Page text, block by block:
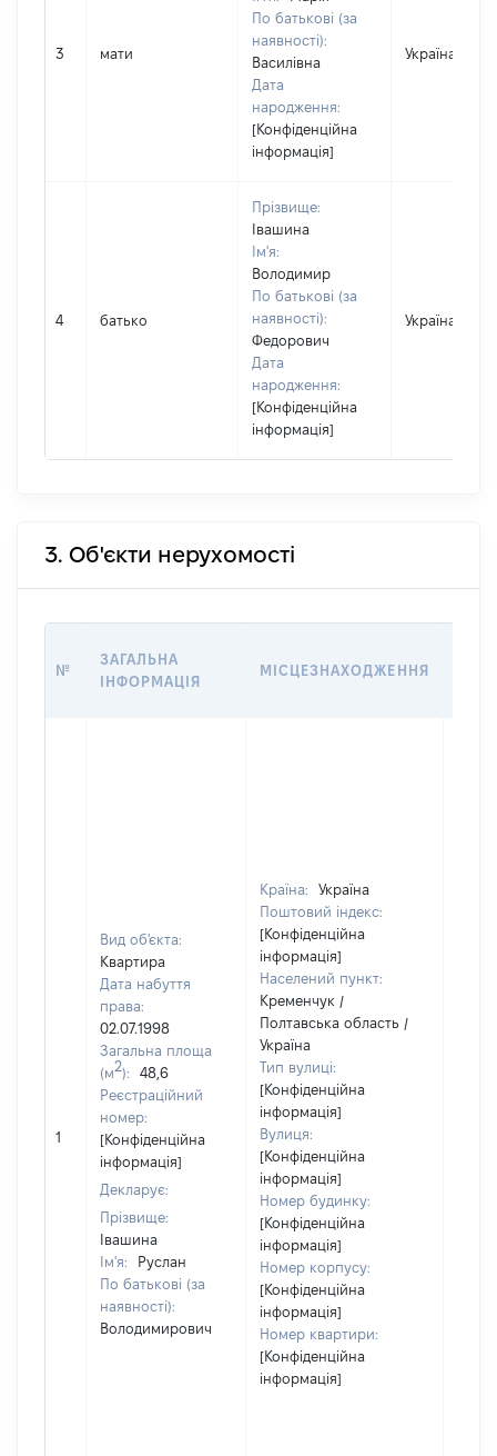
3 мати
По батькові (за
наявності):
Василівна
Дата
народження:
[Конфіденційна
інформація]
Україна
4 батько
Прізвище:
Івашина
Ім'я:
Володимир
По батькові (за
наявності):
Федорович
Дата
народження:
[Конфіденційна
інформація]
Україна
3. Об'єкти нерухомості
№
ЗАГАЛЬНА
ІНФОРМАЦІЯ
МІСЦЕЗНАХОДЖЕННЯ
1
Вид об'єкта:
Квартира
Дата набуття
права:
02.07.1998
Загальна площа
(м2):
48,6
Реєстраційний
номер:
[Конфіденційна
інформація]
Декларує:
Прізвище:
Івашина
Ім'я:
Руслан
По батькові (за
наявності):
Володимирович
Країна:
Україна
Поштовий індекс:
[Конфіденційна
інформація]
Населений пункт:
Кременчук /
Полтавська область /
Україна
Тип вулиці:
[Конфіденційна
інформація]
Вулиця:
[Конфіденційна
інформація]
Номер будинку:
[Конфіденційна
інформація]
Номер корпусу:
[Конфіденційна
інформація]
Номер квартири:
[Конфіденційна
інформація]